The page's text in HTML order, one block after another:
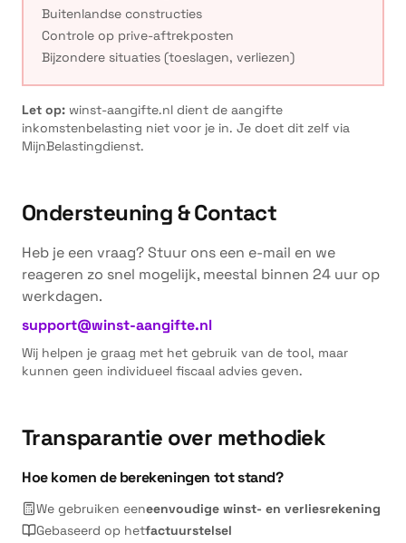
Buitenlandse constructies
Controle op prive-aftrekposten
Bijzondere situaties (toeslagen, verliezen)
Let op: winst-aangifte.nl dient de aangifte
inkomstenbelasting niet voor je in. Je doet dit zelf via
MijnBelastingdienst.
Ondersteuning & Contact
Heb je een vraag? Stuur ons een e-mail en we
reageren zo snel mogelijk, meestal binnen 24 uur op
werkdagen.
support@winst-aangifte.nl
Wij helpen je graag met het gebruik van de tool, maar
kunnen geen individueel fiscaal advies geven.
Transparantie over methodiek
Hoe komen de berekeningen tot stand?
We gebruiken eeneenvoudige winst- en verliesrekening
Gebaseerd op hetfactuurstelsel